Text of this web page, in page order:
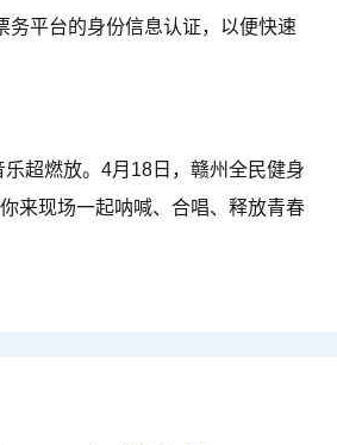
务平台的身份信息认证，以便快速
乐超燃放。4月18日，赣州全民健身
来现场一起呐喊、合唱、释放青春